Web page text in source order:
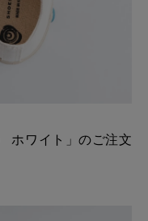
ホワイト」のご注文